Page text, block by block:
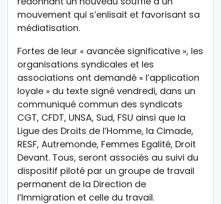
mouvement qui s’enlisait et favorisant sa
médiatisation.
Fortes de leur « avancée significative », les
organisations syndicales et les
associations ont demandé « l’application
loyale » du texte signé vendredi, dans un
communiqué commun des syndicats
CGT, CFDT, UNSA, Sud, FSU ainsi que la
Ligue des Droits de l’Homme, la Cimade,
RESF, Autremonde, Femmes Egalité, Droit
Devant. Tous, seront associés au suivi du
dispositif piloté par un groupe de travail
permanent de la Direction de
l’Immigration et celle du travail.